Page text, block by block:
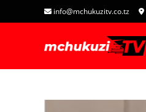
info@mchukuzitv.co.tz